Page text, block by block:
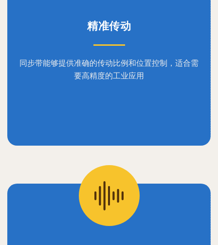
精准传动
同步带能够提供准确的传动比例和位置控制，适合需
要高精度的工业应用